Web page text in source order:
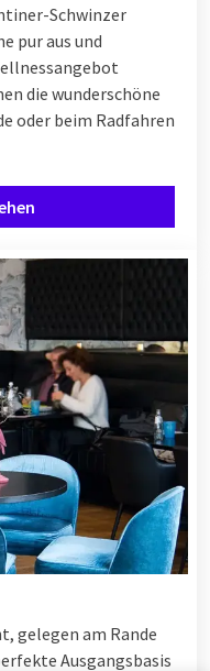
Schwinzer
pur aus und
die wunderschöne
oder beim Radfahren
gelegen am Rande
Ausgangsbasis